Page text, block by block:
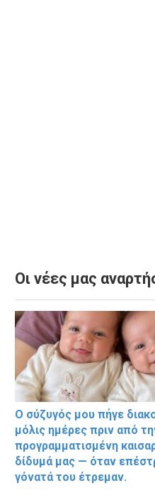
Οι νέες μας
Ο σύζυγός μου πήγε
μόλις ημέρες πριν από
προγραμματισμένη
δίδυμά μας — όταν
γόνατά του έτρεμαν.